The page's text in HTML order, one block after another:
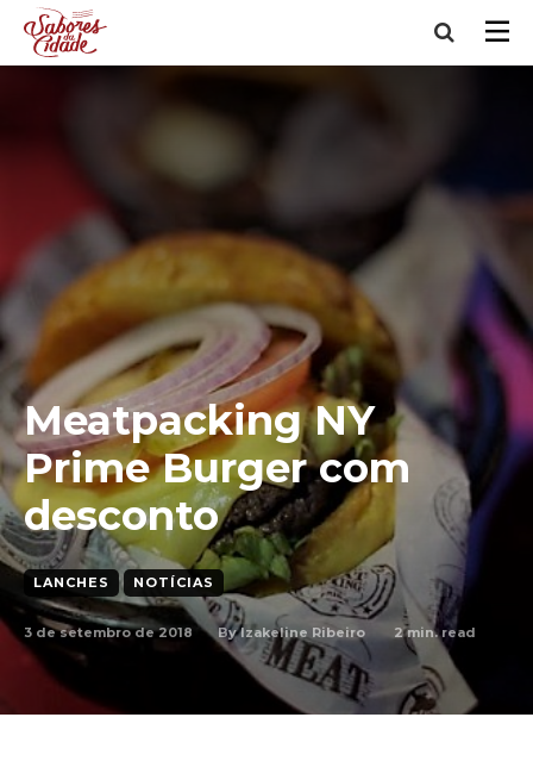
Meatpacking NY
Prime Burger com
desconto
LANCHES NOTÍCIAS
3 de setembro de 2018 By Izakeline Ribeiro 2min. read